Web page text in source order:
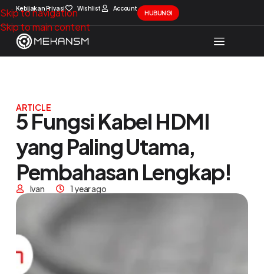
Skip to navigation
Skip to main content
Kebijakan Privasi Wishlist Account
HUBUNGI
ARTICLE
5 Fungsi Kabel HDMI
yang Paling Utama,
Pembahasan Lengkap!
Ivan 1 year ago